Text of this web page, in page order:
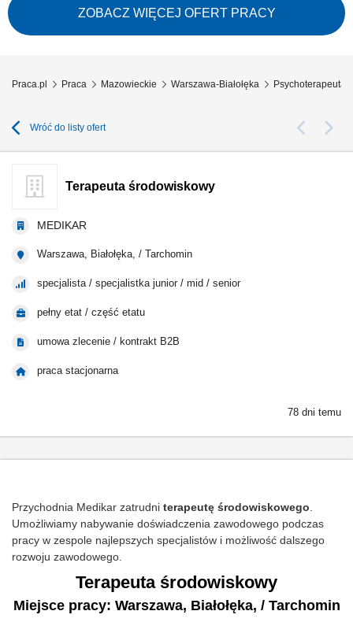
prowadzenie zgodnie z planem pracy; prowadzenie pracowni terapii
zajęciowej i samej terapii z zastosowaniem różnych metod
dostosowanych do...
ZOBACZ WIĘCEJ OFERT PRACY
Praca.pl Praca Mazowieckie Warszawa-Białołęka Psychoterapeuta
Wróć do listy ofert
Terapeuta środowiskowy
MEDIKAR
Warszawa, Białołęka, / Tarchomin
specjalista / specjalistka junior / mid / senior
pełny etat / część etatu
umowa zlecenie / kontrakt B2B
praca stacjonarna
78 dni temu
Przychodnia Medikar zatrudni terapeutę środowiskowego
Umożliwiamy nabywanie doświadczenia zawodowego podczas
pracy w zespole najlepszych specjalistów i możliwość dalszego
rozwoju zawodowego.
Terapeuta środowiskowy
Miejsce pracy: Warszawa, Białołęka, / Tarchomin